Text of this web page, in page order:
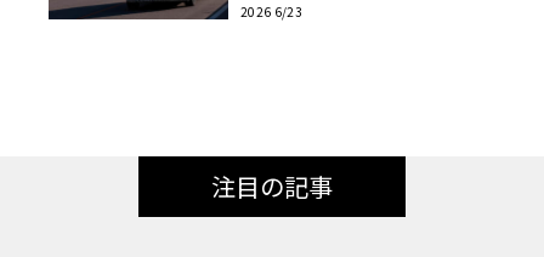
2026 6/23
注目の記事